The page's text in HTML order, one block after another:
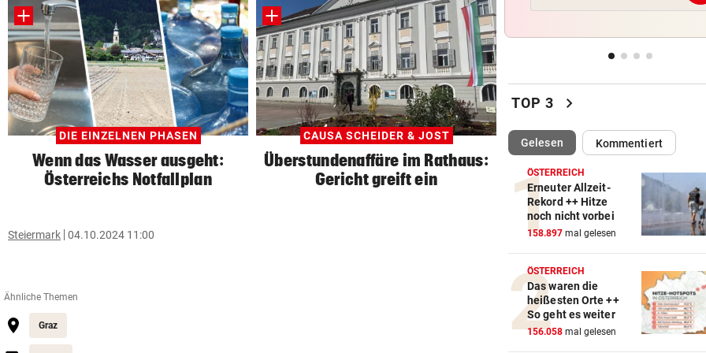
DIE EINZELNEN PHASEN
Wenn das Wasser ausgeht:
Österreichs Notfallplan
CAUSA SCHEIDER & JOST
Überstundenaffäre im Rathaus:
Gericht greift ein
Steiermark 04.10.2024 11:00
Ähnliche Themen
Graz
Nordkorea empfiehlt
Bub nach Pestizideinsatz in
Türkei gestorben
HAND AUFS HERZ
Würden Sie einen Politiker
VON OIDA BIS CRINGE vor
Warum sich Jugendwörter
schneller verändern
TOP 3 chevron_right
Gelesen(ausgewählt)Kommentiert
ÖSTERREICH
Erneuter Allzeit-
Rekord ++ Hitze
noch nicht vorbei
158.897 mal gelesen
ÖSTERREICH
Das waren die
heißesten Orte ++
So geht es weiter
156.058 mal gelesen